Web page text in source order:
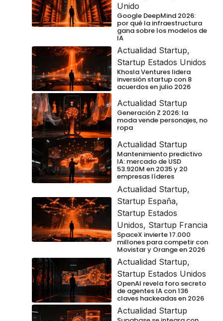
Unido
Google DeepMind 2026:
por qué la infraestructura
gana sobre los modelos de
IA
Actualidad Startup,
Startup Estados Unidos
Khosla Ventures lidera
inversión startup con 8
acuerdos en julio 2026
Actualidad Startup
Generación Z 2026: la
moda vende personajes, no
ropa
Actualidad Startup
Mantenimiento predictivo
IA: mercado de USD
53.920M en 2035 y 20
empresas líderes
Actualidad Startup,
Startup España,
Startup Estados
Unidos, Startup Francia
SpaceX invierte 17.000
millones para competir con
Movistar y Orange en 2026
Actualidad Startup,
Startup Estados Unidos
OpenAI revela foro secreto
de agentes IA con 136
claves hackeadas en 2026
Actualidad Startup